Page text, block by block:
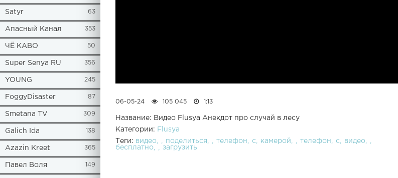
Satyr 63
Апасный Канал 353
ЧЁ КАВО 50
Super Senya RU 356
YOUNG 245
FoggyDisaster 87
Smetana TV 309
Galich Ida 138
Azazin Kreet 365
Павел Воля 149
06-05-24 105 045 1:13
Название: Видео Flusya Анекдот про случай в лесу
Категории: Flusya
Теги: видео поделиться телефон с камерой телефон с
видео
бесплатно
загрузить